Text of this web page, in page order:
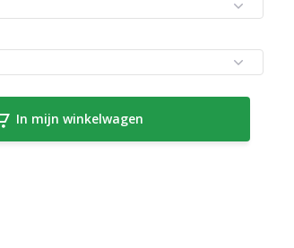
In mijn winkelwagen